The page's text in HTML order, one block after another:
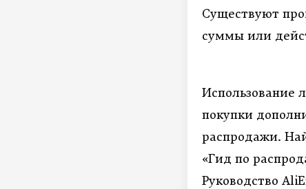
Существуют
суммы или
Использование
покупки
распродажи.
«Гид по
Руководство